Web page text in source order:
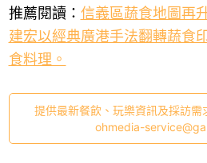
推薦閱讀： 信義區蔬食地圖再
建宏以經典廣港手法翻轉蔬食
食料理。
提供最新餐飲、玩樂資訊及採訪需
ohmedia-